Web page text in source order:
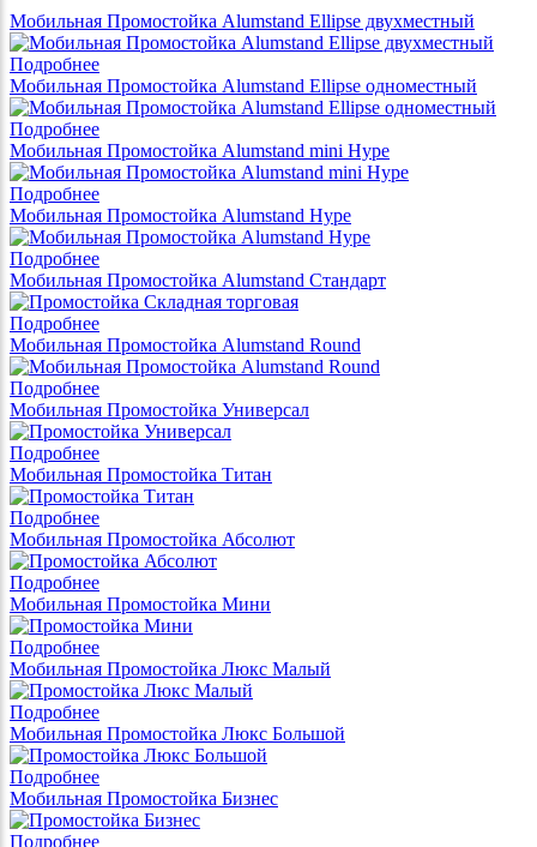
Мобильная Промостойка Alumstand Ellipse двухместный
Подробнее
Мобильная Промостойка Alumstand Ellipse одноместный
Подробнее
Мобильная Промостойка Alumstand mini Hype
Подробнее
Мобильная Промостойка Alumstand Hype
Подробнее
Мобильная Промостойка Alumstand Стандарт
Подробнее
Мобильная Промостойка Alumstand Round
Подробнее
Мобильная Промостойка Универсал
Подробнее
Мобильная Промостойка Титан
Подробнее
Мобильная Промостойка Абсолют
Подробнее
Мобильная Промостойка Мини
Подробнее
Мобильная Промостойка Люкс Малый
Подробнее
Мобильная Промостойка Люкс Большой
Подробнее
Мобильная Промостойка Бизнес
Подробнее